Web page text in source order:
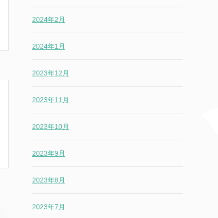
2024年2月
2024年1月
2023年12月
2023年11月
2023年10月
2023年9月
2023年8月
2023年7月